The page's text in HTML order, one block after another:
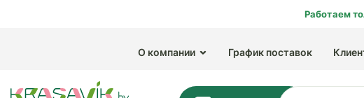
Работаем
О компании График поставок